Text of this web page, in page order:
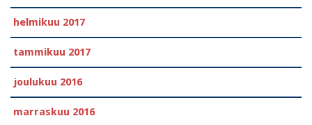
helmikuu 2017
tammikuu 2017
joulukuu 2016
marraskuu 2016